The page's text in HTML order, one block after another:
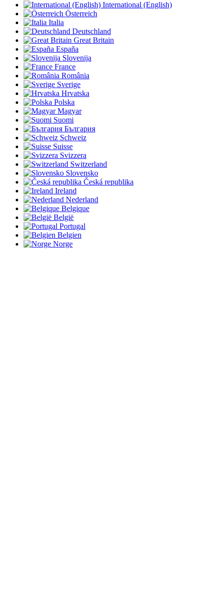
International (English)
Österreich
Italia
Deutschland
Great Britain
España
Slovenija
France
România
Sverige
Hrvatska
Polska
Magyar
Suomi
България
Schweiz
Suisse
Svizzera
Switzerland
Slovensko
Česká republika
Ireland
Nederland
Belgique
België
Portugal
Belgien
Norge